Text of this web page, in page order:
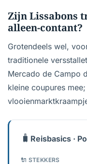
Zijn Lissabons
alleen-contant?
Grotendeels wel,
traditionele
Mercado de Campo
kleine coupures
🧳 Reisbasics ·
🔌 STEKKERS